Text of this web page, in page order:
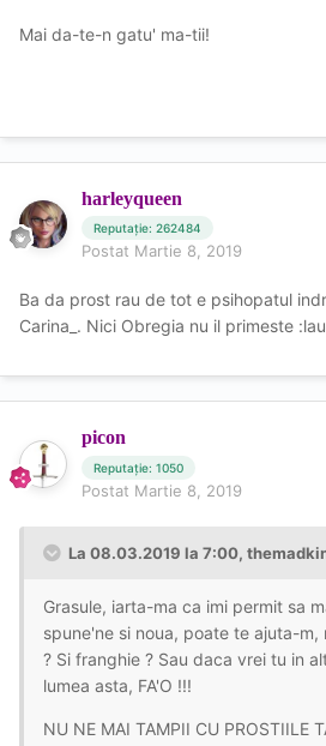
Mai da-te-n gatu' ma-tii!
harleyqueen
Reputație: 262484
Postat Martie 8, 2019
Ba da prost rau de tot e psihopatul
Carina_. Nici Obregia nu il primeste
picon
Reputație: 1050
Postat Martie 8, 2019
La 08.03.2019 la 7:00,
Grasule, iarta-ma ca imi permit sa
spune'ne si noua, poate te ajuta-m,
? Si franghie ? Sau daca vrei tu in
lumea asta, FA'O !!!
NU NE MAI TAMPII CU PROSTIILE